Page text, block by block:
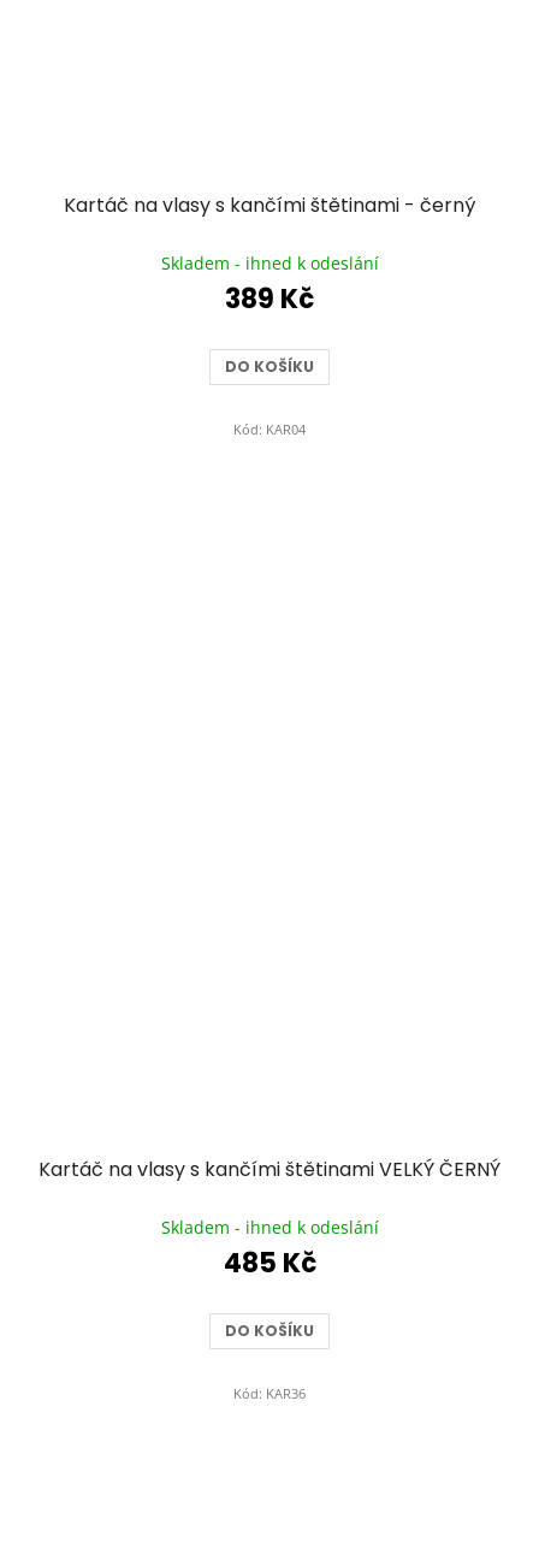
Kartáč na vlasy s kančími štětinami - černý
hodnocení
produktu
je
z
5
Skladem - ihned k odeslání
389 Kč
DO KOŠÍKU
Kód: KAR04
Kartáč na vlasy s kančími štětinami VELKÝ ČERNÝ
hodnocení
produktu
je
z
5
Skladem - ihned k odeslání
485 Kč
DO KOŠÍKU
Kód: KAR36